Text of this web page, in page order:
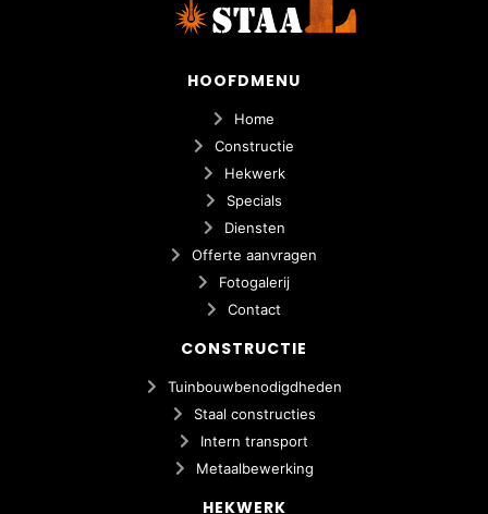
HOOFDMENU
Home
Constructie
Hekwerk
Specials
Diensten
Offerte aanvragen
Fotogalerij
Contact
CONSTRUCTIE
Tuinbouwbenodigdheden
Staal constructies
Intern transport
Metaalbewerking
HEKWERK